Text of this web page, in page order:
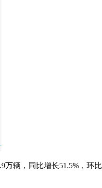
辆，同比增长51.5%，环比